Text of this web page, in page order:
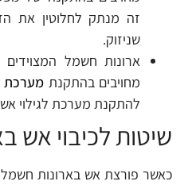
זה מנתק לחלוטין את
שניזוק.
מחויבים בהתקנת מערכת
להתקנת מערכת לגילוי אש
שיטות לכיבוי אש
כאשר פורצת אש בארונות חשמל